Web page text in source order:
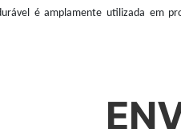
é amplamente utilizada em